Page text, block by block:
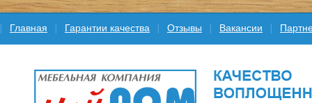
Главная Гарантии качества Отзывы Вакансии